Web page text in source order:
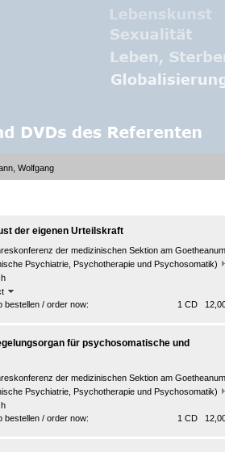
Wolfgang
der eigenen Urteilskraft
der medizinischen Sektion am Goetheanum
Psychiatrie, Psychotherapie und Psychosomatik)
bestellen / order now:
1 CD
für psychosomatische und
der medizinischen Sektion am Goetheanum
Psychiatrie, Psychotherapie und Psychosomatik)
bestellen / order now:
1 CD